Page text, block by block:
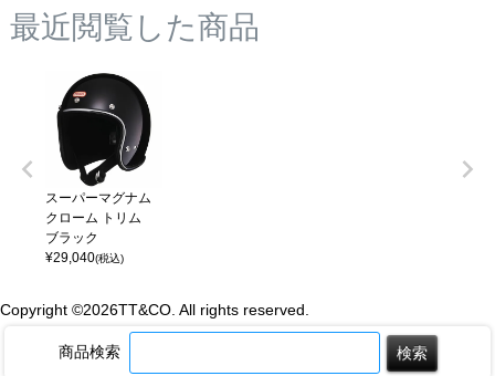
最近閲覧した商品
スーパーマグナム
クローム トリム
ブラック
¥29,040(税込)
Copyright ©2026TT&CO. All rights reserved.
商品検索